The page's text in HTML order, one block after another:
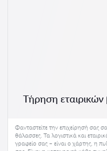
Τήρηση εταιρικών
Φανταστείτε την επιχείρησή σας
θάλασσες. Τα λογιστικά και
γραφείο σας – είναι ο χάρτης, η